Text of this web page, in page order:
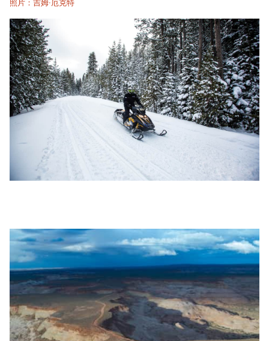
照片：吉姆·厄克特